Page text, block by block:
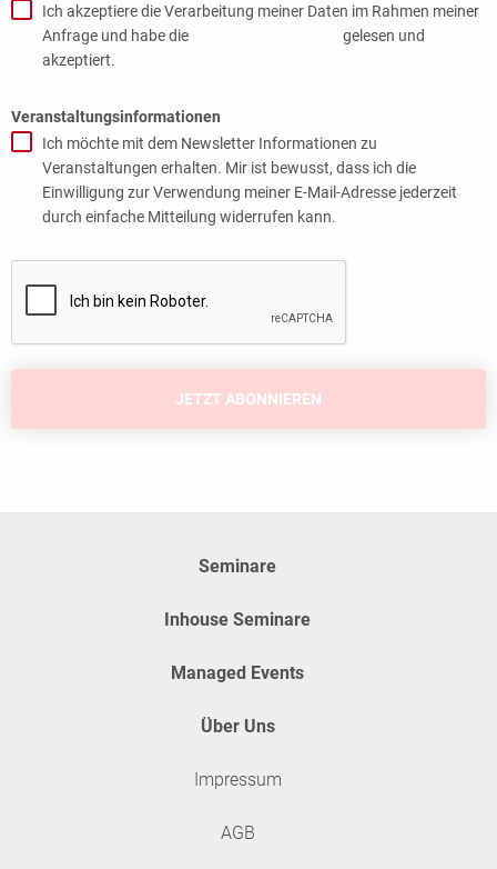
Ich akzeptiere die Verarbeitung meiner Daten im Rahmen meiner
Anfrage und habe die
gelesen und
akzeptiert.
Veranstaltungsinformationen
Ich möchte mit dem Newsletter Informationen zu
Veranstaltungen erhalten. Mir ist bewusst, dass ich die
Einwilligung zur Verwendung meiner E-Mail-Adresse jederzeit
durch einfache Mitteilung widerrufen kann.
Seminare
Inhouse Seminare
Managed Events
Über Uns
Impressum
AGB